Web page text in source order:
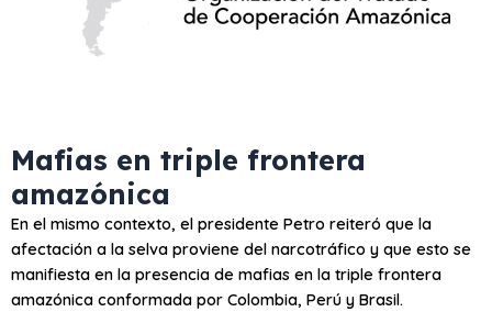
Mafias en triple frontera
amazónica
En el mismo contexto, el presidente Petro reiteró que la
afectación a la selva proviene del narcotráfico y que esto se
manifiesta en la presencia de mafias en la triple frontera
amazónica conformada por Colombia, Perú y Brasil.